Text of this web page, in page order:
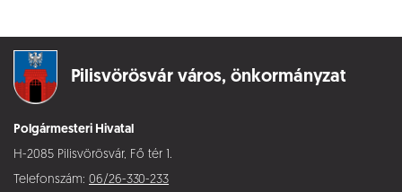
Pilisvörösvár város, önkormányzat
Polgármesteri Hivatal
H-2085 Pilisvörösvár, Fő tér 1.
Telefonszám: 06/26-330-233